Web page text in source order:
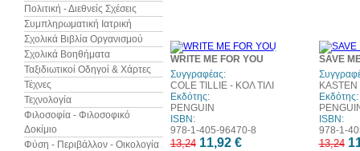
Πολιτική - Διεθνείς Σχέσεις
Συμπληρωματική Ιατρική
Σχολικά Βιβλία Οργανισμού
Σχολικά Βοηθήματα
Ταξιδιωτικοί Οδηγοί & Χάρτες
Τέχνες
Τεχνολογία
Φιλοσοφία - Φιλοσοφικό
Δοκίμιο
Φύση - Περιβάλλον - Οικολογία
10%
WRITE ME FOR YOU
Συγγραφέας:
COLE TILLIE - ΚΟΛ ΤΙΛΙ
Εκδότης:
PENGUIN
ISBN:
978-1-405-96470-8
13,24 11,92 €
SAVE
Εκδότης:
ISBN:
978-1-
13,24